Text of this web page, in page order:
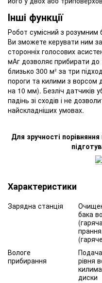
Інші функції
Робот сумісний з розумним
Ви зможете керувати ним
сторонніх голосових
мАг дозволяє прибирати до
близько 300 м² за три
пороги та килими з ворсом
на 10 мм). Безліч датчиків
падінь зі сходів і не
найскладніших умовах.
Для зручності
Характеристики
Зарядна станція
бака
Вологе
прибирання
рівня
диски